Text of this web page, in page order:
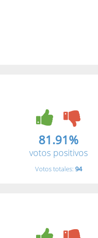
81.91%
votos positivos
Votos totales: 94